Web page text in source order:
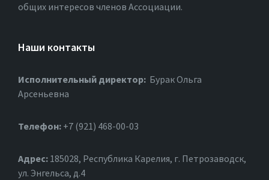
общих интересов членов Ассоциации.
Наши контакты
Исполнительный директор: Бурак Ольга
Арсеньевна
Телефон: +7 (921) 468-00-03
Адрес: 185028, Республика Карелия, г. Петрозаводск,
ул. Энгельса, д.4